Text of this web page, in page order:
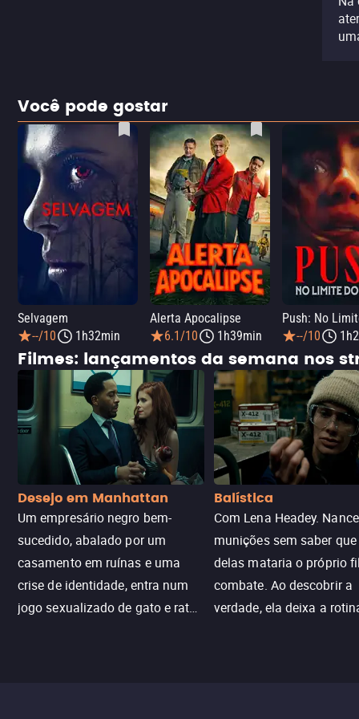
Você pode gostar
Selvagem
--/10
1h32min
Alerta Apocalipse
6.1/10
1h39min --/10
Filmes: lançamentos da semana nos
Desejo em Manhattan
Um empresário negro bem-
sucedido, abalado por um
casamento em ruínas e uma
crise de identidade, entra num
jogo sexualizado de gato e rato
Balística
Com Lena Headey.
munições sem saber
delas mataria o próprio
combate. Ao descobrir a
verdade, ela deixa a